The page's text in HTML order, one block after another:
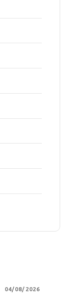
04/08/2026